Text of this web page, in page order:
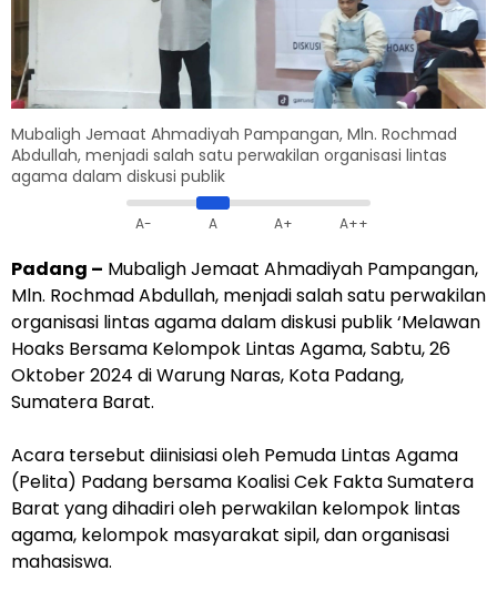
Mubaligh Jemaat Ahmadiyah Pampangan, Mln. Rochmad
Abdullah, menjadi salah satu perwakilan organisasi lintas
agama dalam diskusi publik
A- A A+ A++
Padang – Mubaligh Jemaat Ahmadiyah Pampangan,
Mln. Rochmad Abdullah, menjadi salah satu perwakilan
organisasi lintas agama dalam diskusi publik ‘Melawan
Hoaks Bersama Kelompok Lintas Agama, Sabtu, 26
Oktober 2024 di Warung Naras, Kota Padang,
Sumatera Barat.
Acara tersebut diinisiasi oleh Pemuda Lintas Agama
(Pelita) Padang bersama Koalisi Cek Fakta Sumatera
Barat yang dihadiri oleh perwakilan kelompok lintas
agama, kelompok masyarakat sipil, dan organisasi
mahasiswa.